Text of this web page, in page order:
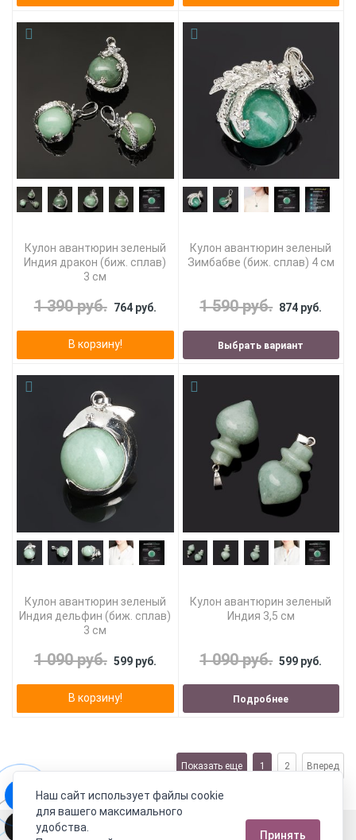
Кулон авантюрин зеленый
Индия дракон (биж. сплав)
3 см
1 390 руб. 764 руб.
В корзину!
Кулон авантюрин зеленый
Зимбабве (биж. сплав) 4 см
1 590 руб. 874 руб.
Выбрать вариант
Кулон авантюрин зеленый
Индия дельфин (биж. сплав)
3 см
1 090 руб. 599 руб.
В корзину!
Кулон авантюрин зеленый
Индия 3,5 см
1 090 руб. 599 руб.
Подробнее
Показать еще 1 2 Вперед
Наш сайт использует файлы cookie
для вашего максимального
удобства.
Принять